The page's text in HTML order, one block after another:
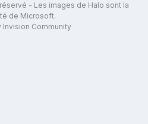
- Les images de Halo sont la
de Microsoft.
Invision Community